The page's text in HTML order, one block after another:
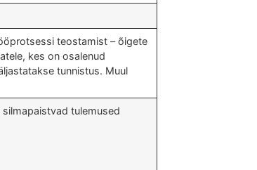
teostamist – õigete
kes on osalenud
tunnistus. Muul
tulemused